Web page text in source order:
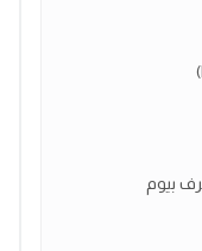
بيوم